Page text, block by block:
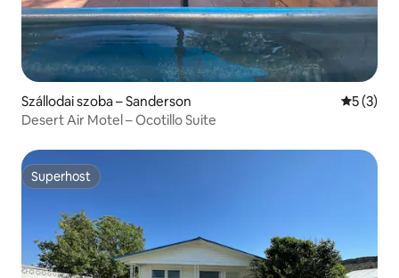
Szállodai szoba – Sanderson Átlagos
5 (3)
Desert Air Motel – Ocotillo Suite
Superhost
Superhost